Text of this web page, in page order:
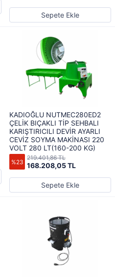
Sepete Ekle
KADIOĞLU NUTMEC280ED2
ÇELİK BIÇAKLI TİP SEHBALI
KARIŞTIRICILI DEVİR AYARLI
CEVİZ SOYMA MAKİNASI 220
VOLT 280 LT(160-200 KG)
%23 168.208,05 TL
219.401,86 TL
Sepete Ekle